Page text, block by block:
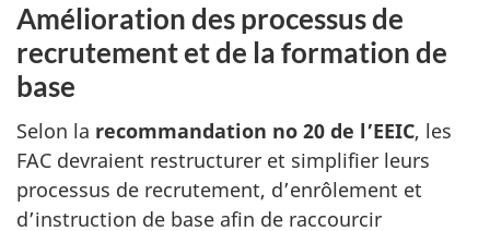
Amélioration des processus de
recrutement et de la formation de
base
Selon la recommandation no 20 de l’EEIC, les
FAC devraient restructurer et simplifier leurs
processus de recrutement, d’enrôlement et
d’instruction de base afin de raccourcir